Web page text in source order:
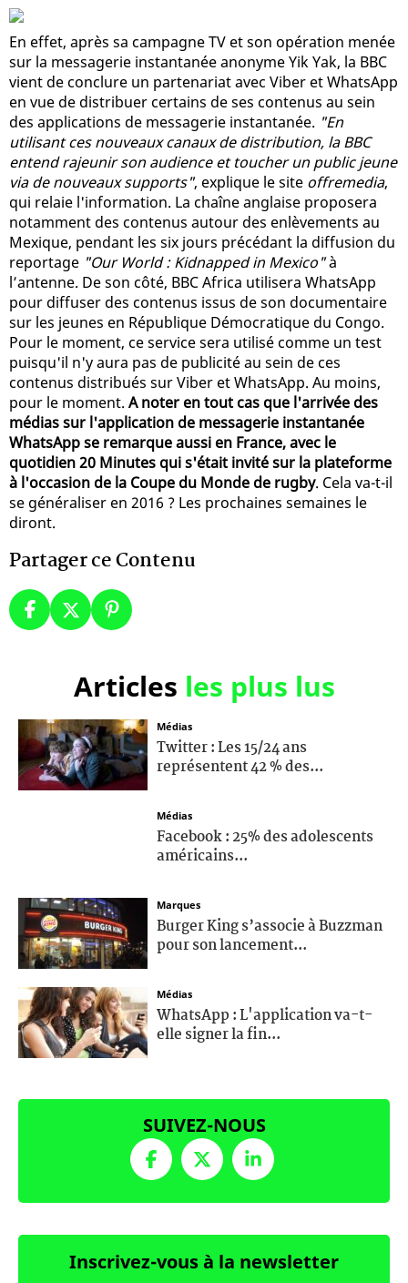
En effet, après sa campagne TV et son opération menée
sur la messagerie instantanée anonyme Yik Yak, la BBC
vient de conclure un partenariat avec Viber et WhatsApp
en vue de distribuer certains de ses contenus au sein
des applications de messagerie instantanée. "En
utilisant ces nouveaux canaux de distribution, la BBC
entend rajeunir son audience et toucher un public jeune
via de nouveaux supports", explique le site offremedia,
qui relaie l'information. La chaîne anglaise proposera
notamment des contenus autour des enlèvements au
Mexique, pendant les six jours précédant la diffusion du
reportage "Our World : Kidnapped in Mexico"à
l’antenne. De son côté, BBC Africa utilisera WhatsApp
pour diffuser des contenus issus de son documentaire
sur les jeunes en République Démocratique du Congo.
Pour le moment, ce service sera utilisé comme un test
puisqu'il n'y aura pas de publicité au sein de ces
contenus distribués sur Viber et WhatsApp. Au moins,
pour le moment. A noter en tout cas que l'arrivée des
médias sur l'application de messagerie instantanée
WhatsApp se remarque aussi en France, avec le
quotidien 20 Minutes qui s'était invité sur la plateforme
à l'occasion de la Coupe du Monde de rugby. Cela va-t-il
se généraliser en 2016 ? Les prochaines semaines le
diront.
Partager ce Contenu
Articles les plus lus
Médias
Twitter : Les 15/24 ans
représentent 42 % des...
Médias
Facebook : 25% des adolescents
américains...
Marques
Burger King s’associe à Buzzman
pour son lancement...
Médias
WhatsApp : L'application va-t-
elle signer la fin...
SUIVEZ-NOUS
Inscrivez-vous à la newsletter